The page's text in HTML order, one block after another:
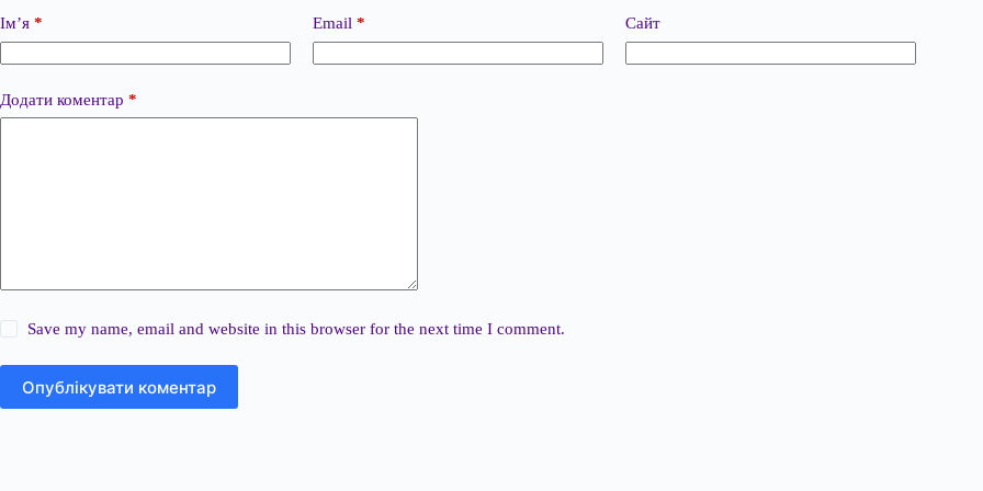
Ім’я * Email * Сайт
Додати коментар *
Save my name, email and website in this browser for the next time I comment.
Опублікувати коментар